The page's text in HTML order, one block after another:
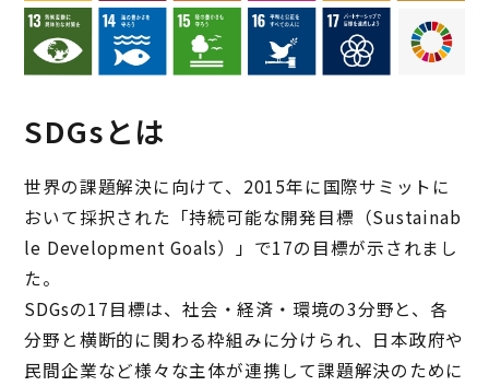
SDGsとは
世界の課題解決に向けて、2015年に国際サミットに
おいて採択された「持続可能な開発目標（Sustainab
le Development Goals）」で17の目標が示されまし
た。
SDGsの17目標は、社会・経済・環境の3分野と、各
分野と横断的に関わる枠組みに分けられ、日本政府や
民間企業など様々な主体が連携して課題解決のために